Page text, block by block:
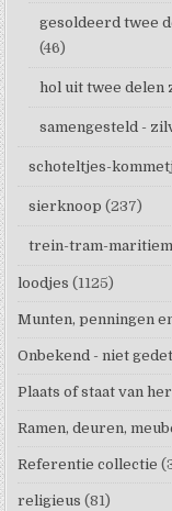
gesoldeerd twee
(46)
hol uit twee delen
samengesteld -
schoteltjes-
sierknoop (237)
trein-tram-maritiem
loodjes (1125)
Munten, penningen
Onbekend - niet
Plaats of staat van
Ramen, deuren,
Referentie collectie
religieus (81)